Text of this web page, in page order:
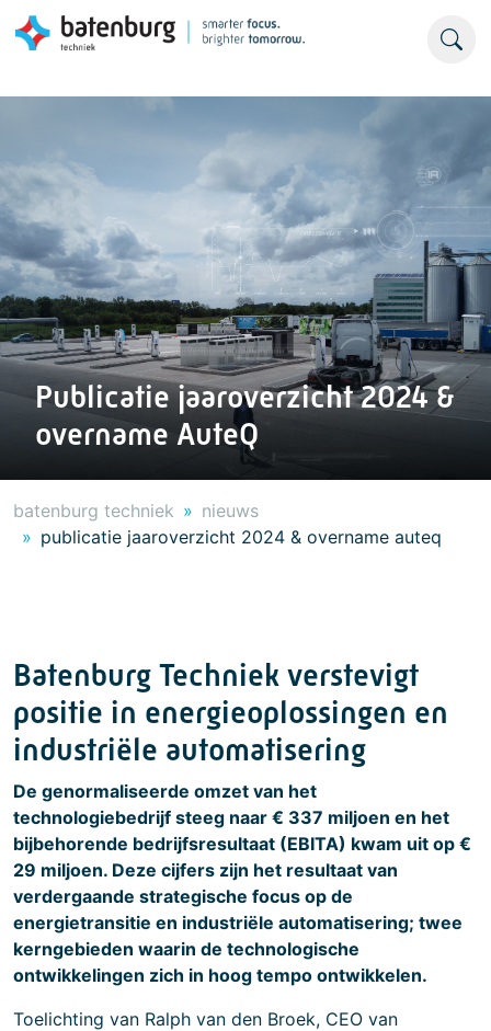
Publicatie jaaroverzicht 2024 &
overname AuteQ
batenburg techniek
nieuws
publicatie jaaroverzicht 2024 & overname auteq
Batenburg Techniek verstevigt
positie in energieoplossingen en
industriële automatisering
De genormaliseerde omzet van het
technologiebedrijf steeg naar € 337 miljoen en het
bijbehorende bedrijfsresultaat (EBITA) kwam uit op €
29 miljoen. Deze cijfers zijn het resultaat van
verdergaande strategische focus op de
energietransitie en industriële automatisering; twee
kerngebieden waarin de technologische
ontwikkelingen zich in hoog tempo ontwikkelen.
Toelichting van Ralph van den Broek, CEO van